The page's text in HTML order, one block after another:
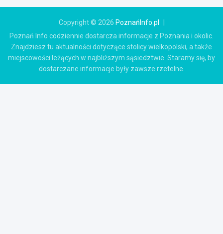
Copyright © 2026 PoznańInfo.pl
Poznań Info codziennie dostarcza informacje z Poznania i okolic.
Znajdziesz tu aktualności dotyczące stolicy wielkopolski, a także
miejscowości leżących w najbliższym sąsiedztwie. Staramy się, by
dostarczane informacje były zawsze rzetelne.